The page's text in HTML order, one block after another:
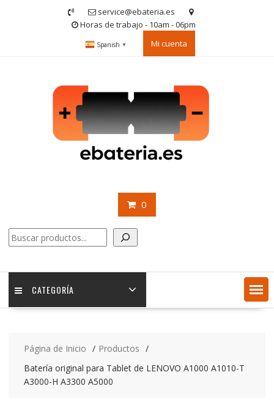
service@ebateria.es
Horas de trabajo - 10am - 06pm
Spanish ▼ Mi cuenta
0
Buscar
CATEGORÍA
Página de Inicio
Productos
Batería original para Tablet de LENOVO A1000 A1010-T
A3000-H A3300 A5000